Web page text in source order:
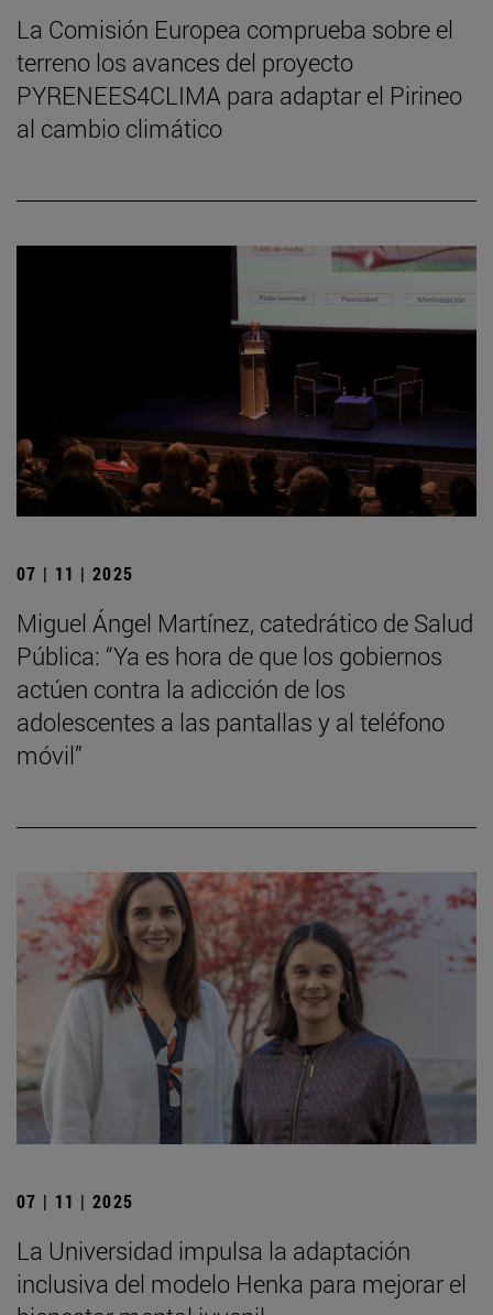
La Comisión Europea comprueba sobre el
terreno los avances del proyecto
PYRENEES4CLIMA para adaptar el Pirineo
al cambio climático
07 | 11 | 2025
Miguel Ángel Martínez, catedrático de Salud
Pública: “Ya es hora de que los gobiernos
actúen contra la adicción de los
adolescentes a las pantallas y al teléfono
móvil”
07 | 11 | 2025
La Universidad impulsa la adaptación
inclusiva del modelo Henka para mejorar el